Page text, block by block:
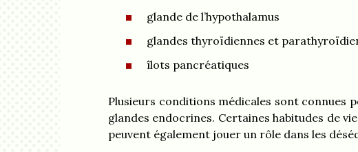
glande de l’hypothalamus
glandes thyroïdiennes et
îlots pancréatiques
Plusieurs conditions médicales sont connues
glandes endocrines. Certaines habitudes de
peuvent également jouer un rôle dans les